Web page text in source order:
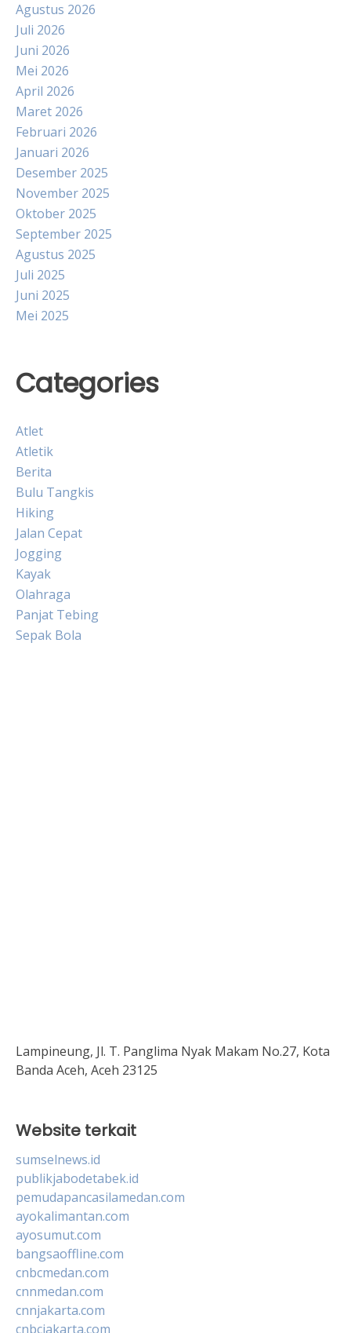
Agustus 2026
Juli 2026
Juni 2026
Mei 2026
April 2026
Maret 2026
Februari 2026
Januari 2026
Desember 2025
November 2025
Oktober 2025
September 2025
Agustus 2025
Juli 2025
Juni 2025
Mei 2025
Categories
Atlet
Atletik
Berita
Bulu Tangkis
Hiking
Jalan Cepat
Jogging
Kayak
Olahraga
Panjat Tebing
Sepak Bola
Lampineung, Jl. T. Panglima Nyak Makam No.27, Kota
Banda Aceh, Aceh 23125
Website terkait
sumselnews.id
publikjabodetabek.id
pemudapancasilamedan.com
ayokalimantan.com
ayosumut.com
bangsaoffline.com
cnbcmedan.com
cnnmedan.com
cnnjakarta.com
cnbcjakarta.com